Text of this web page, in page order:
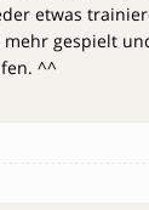
etwas
gespielt
^^